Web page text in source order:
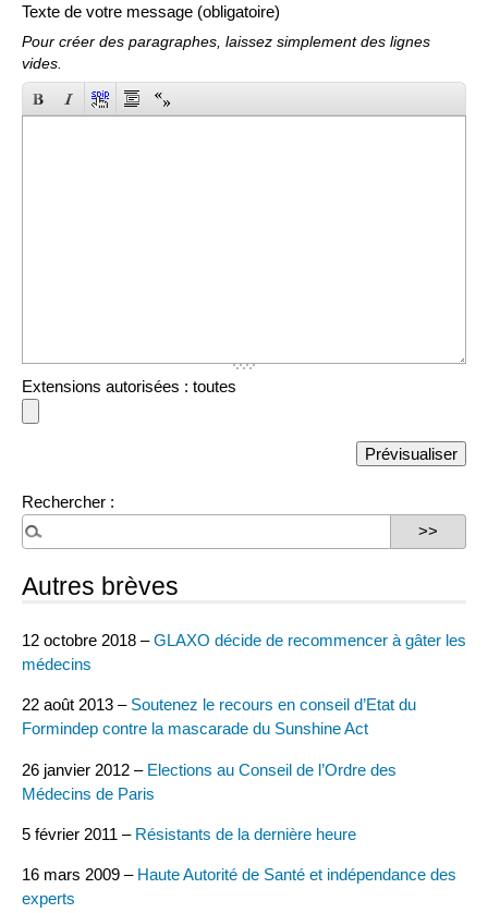
Texte de votre message (obligatoire)
Pour créer des paragraphes, laissez simplement des lignes
vides.
Extensions autorisées : toutes
Rechercher :
Autres brèves
12 octobre 2018 –GLAXO décide de recommencer à gâter les
médecins
22 août 2013 – Soutenez le recours en conseil d’Etat du
Formindep contre la mascarade du Sunshine Act
26 janvier 2012 – Elections au Conseil de l’Ordre des
Médecins de Paris
5 février 2011 – Résistants de la dernière heure
16 mars 2009 – Haute Autorité de Santé et indépendance des
experts